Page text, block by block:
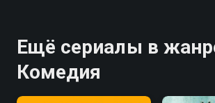
Ещё сериалы в
Комедия